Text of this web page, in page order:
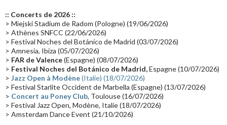
Passages radio Vidéo Jarrecast (16) Synthé 80's
Les concerts en Chine(16) Cinéma
Synthé Roland(15) Belgique(15)
(14) Astronomie (14) (14)
Tournée 2025(14) 2024(14) Chine(13)
:: Concerts de 2026 ::
> Miejski Stadium de Radom (Pologne) (19/06/2026)
> Athènes SNFCC (22/06/2026)
> Festival Noches del Botánico de Madrid (03/07/2026)
> Amnesia, Ibiza (05/07/2026)
> FAR de Valence(Espagne) (08/07/2026)
> Festival Noches del Botánico de Madrid,Espagne (10/07/2026)
> Jazz Open à Modène(Italie) (18/07/2026)
> Festival Starlite Occident de Marbella (Espagne) (13/07/2026)
> Concert au Poney Club, Toulouse (16/07/2026)
> Festival Jazz Open, Modène, Italie (18/07/2026)
> Amsterdam Dance Event (21/10/2026)